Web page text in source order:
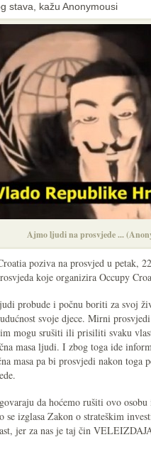
stava, kažu Anonymousi
Ajmo ljudi na prosvjede ...
poziva na prosvjed u petak,
koje organizira Occupy
probude i počnu boriti za svoj
svoje djece. Mirni
mogu srušiti ili prisiliti svaku
masa ljudi. I zbog toga ide
masa pa bi prosvjedi nakon toga
da hoćemo rušiti ovo
se izglasa Zakon o strateškim
jer za nas je taj čin